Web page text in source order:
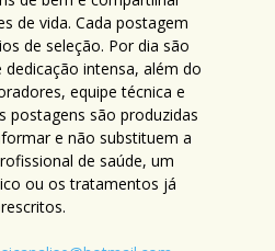
de vida. Cada postagem
de seleção. Por dia são
intensa, além do
equipe técnica e
postagens são produzidas
e não substituem a
de saúde, um
ou os tratamentos já